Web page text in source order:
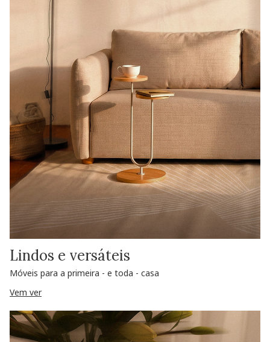
Lindos e versáteis
Móveis para a primeira - e toda - casa
Vem ver